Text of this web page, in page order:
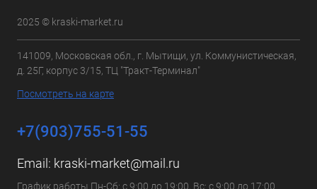
2025 © kraski-market.ru
141009, Московская обл., г. Мытищи, ул. Коммунистическая,
д. 25Г, корпус 3/15, ТЦ "Тракт-Терминал"
Посмотреть на карте
+7(903)755-51-55
Email: kraski-market@mail.ru
График работы Пн-Сб: с 9:00 до 19:00, Вс: с 9:00 до 17:00